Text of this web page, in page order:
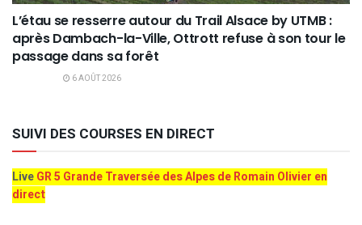
L’étau se resserre autour du Trail Alsace by UTMB :
après Dambach-la-Ville, Ottrott refuse à son tour le
passage dans sa forêt
6 AOÛT 2026
SUIVI DES COURSES EN DIRECT
LiveGR 5 Grande Traversée des Alpes de Romain Olivier en
direct